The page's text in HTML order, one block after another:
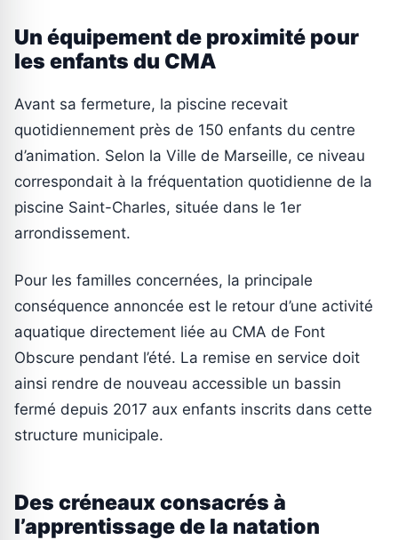
Un équipement de proximité pour
les enfants du CMA
Avant sa fermeture, la piscine recevait
quotidiennement près de 150 enfants du centre
d’animation. Selon la Ville de Marseille, ce niveau
correspondait à la fréquentation quotidienne de la
piscine Saint-Charles, située dans le 1er
arrondissement.
Pour les familles concernées, la principale
conséquence annoncée est le retour d’une activité
aquatique directement liée au CMA de Font
Obscure pendant l’été. La remise en service doit
ainsi rendre de nouveau accessible un bassin
fermé depuis 2017 aux enfants inscrits dans cette
structure municipale.
Des créneaux consacrés à
l’apprentissage de la natation